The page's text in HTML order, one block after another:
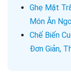
Ghẹ Mặt
Món Ăn
Chế Biến
Đơn Giản,